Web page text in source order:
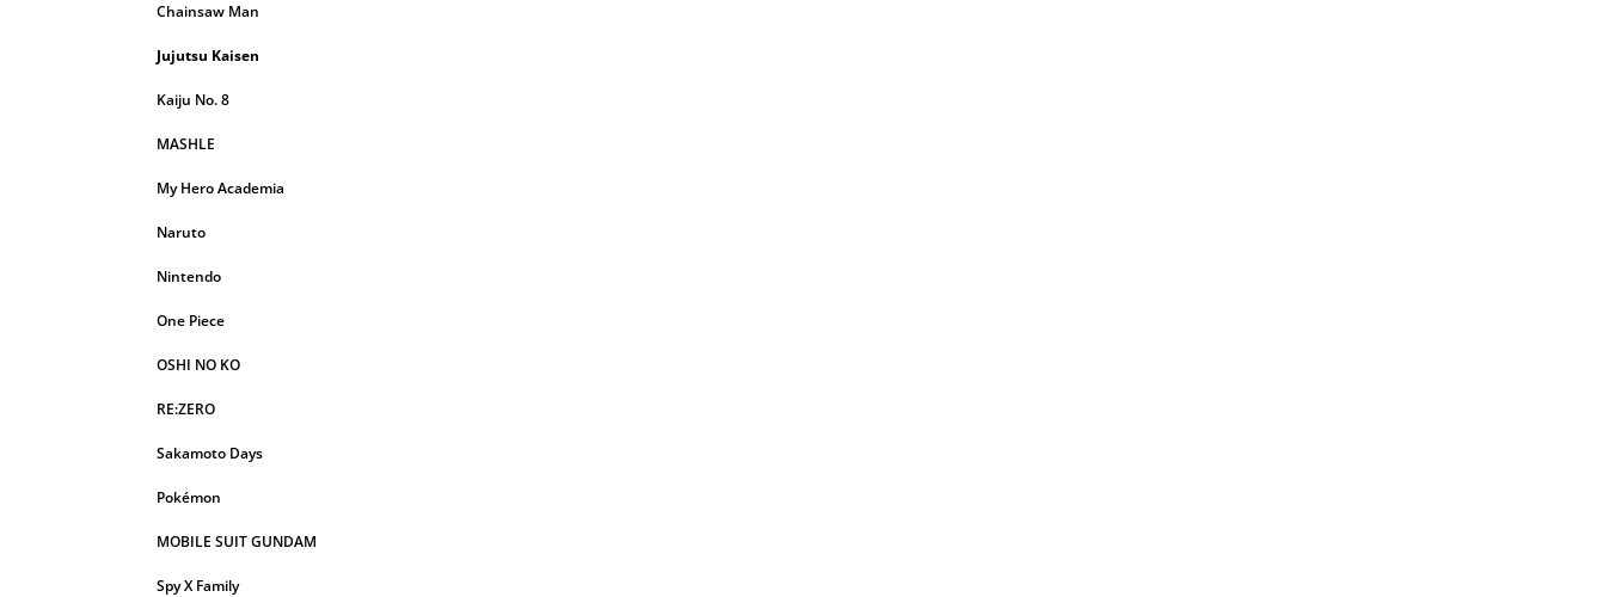
Chainsaw Man
Jujutsu Kaisen
Kaiju No. 8
MASHLE
My Hero Academia
Naruto
Nintendo
One Piece
OSHI NO KO
RE:ZERO
Sakamoto Days
Pokémon
MOBILE SUIT GUNDAM
Spy X Family